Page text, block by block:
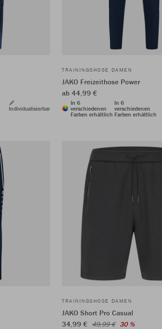
Individualisierbar
TRAININGSHOSE DAMEN
JAKO Freizeithose Power
ab 44,99 €
In 6
verschiedenen
Farben erhältlich
In 6
verschiedenen
Farben erhältlich
TRAININGSHOSE DAMEN
JAKO Short Pro Casual
34,99 € 49,99 € 30 %